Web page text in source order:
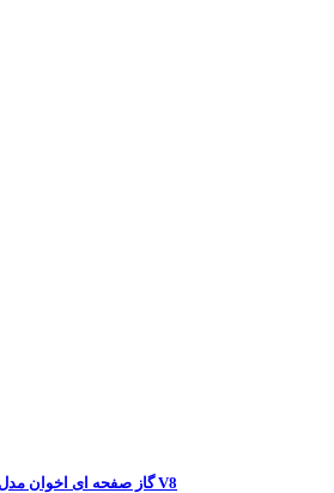
گاز صفحه ای اخوان مدل ونوس V8